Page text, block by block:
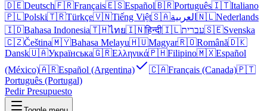
🇩🇪Deutsch🇫🇷Français🇪🇸Español🇧🇷Português🇮🇹Italiano
🇵🇱Polski🇹🇷Türkçe🇻🇳Tiếng Việt🇸🇦العربية 🇳🇱Nederlands
🇮🇩Bahasa Indonesia🇹🇭ไทย🇮🇳हिन्दी🇮🇱עברית🇸🇪Svenska
🇨🇿Čeština🇲🇾Bahasa Melayu🇭🇺Magyar🇷🇴Română🇩🇰
Dansk🇺🇦Українська🇬🇷Ελληνικά🇵🇭Filipino🇲🇽Español
(México)🇦🇷Español (Argentina) 🇨🇦Français (Canada)🇵🇹
Português (Portugal)
Pedir Presupuesto